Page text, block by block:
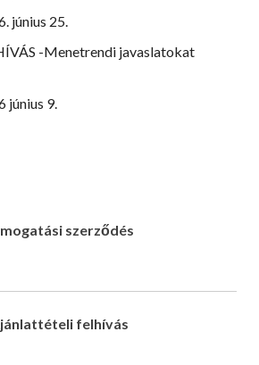
június 25.
-Menetrendi javaslatokat
június 9.
szerződés
felhívás